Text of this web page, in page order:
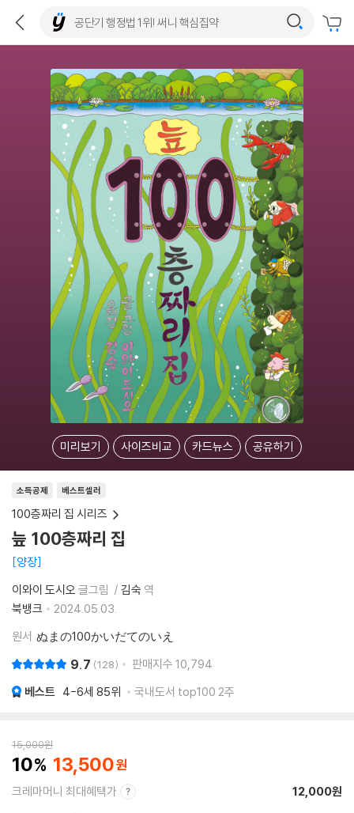
미리보기 사이즈비교 카드뉴스 공유하기
소득공제 베스트셀러
100층짜리 집 시리즈
늪 100층짜리 집
양장
이와이 도시오 글그림 김숙 역
북뱅크
2024.05.03.
원서 ぬまの100かいだてのいえ
9.7 128 판매지수 10,794
베스트 4-6세 85위 국내도서 top100 2주
15,000원
10 13,500
크레마머니 최대혜택가 12,000원